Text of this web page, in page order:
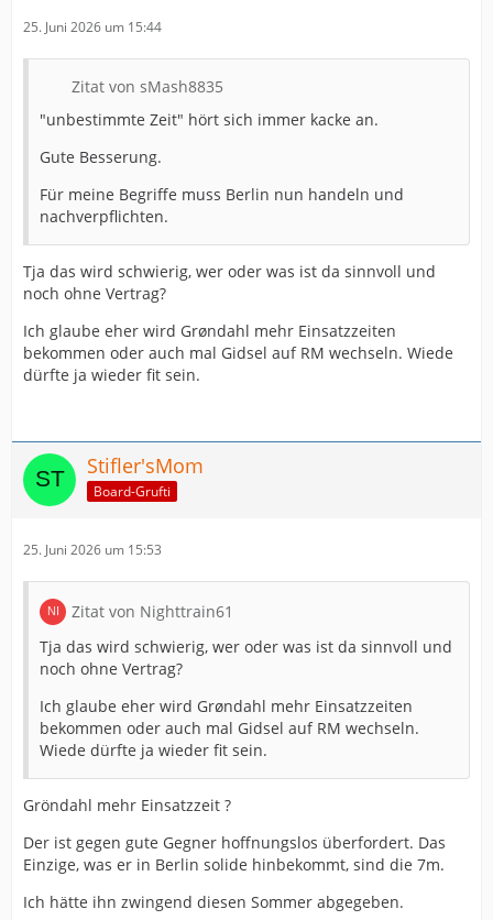
25. Juni 2026 um 15:44
Zitat von sMash8835
"unbestimmte Zeit" hört sich immer kacke an.
Gute Besserung.
Für meine Begriffe muss Berlin nun handeln und
nachverpflichten.
Tja das wird schwierig, wer oder was ist da sinnvoll und
noch ohne Vertrag?
Ich glaube eher wird Grøndahl mehr Einsatzzeiten
bekommen oder auch mal Gidsel auf RM wechseln. Wiede
dürfte ja wieder fit sein.
Stifler'sMom
Board-Grufti
25. Juni 2026 um 15:53
Zitat von Nighttrain61
Tja das wird schwierig, wer oder was ist da sinnvoll und
noch ohne Vertrag?
Ich glaube eher wird Grøndahl mehr Einsatzzeiten
bekommen oder auch mal Gidsel auf RM wechseln.
Wiede dürfte ja wieder fit sein.
Gröndahl mehr Einsatzzeit ?
Der ist gegen gute Gegner hoffnungslos überfordert. Das
Einzige, was er in Berlin solide hinbekommt, sind die 7m.
Ich hätte ihn zwingend diesen Sommer abgegeben.